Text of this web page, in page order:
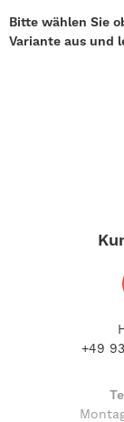
Bitte wählen Sie
Variante aus und
+49